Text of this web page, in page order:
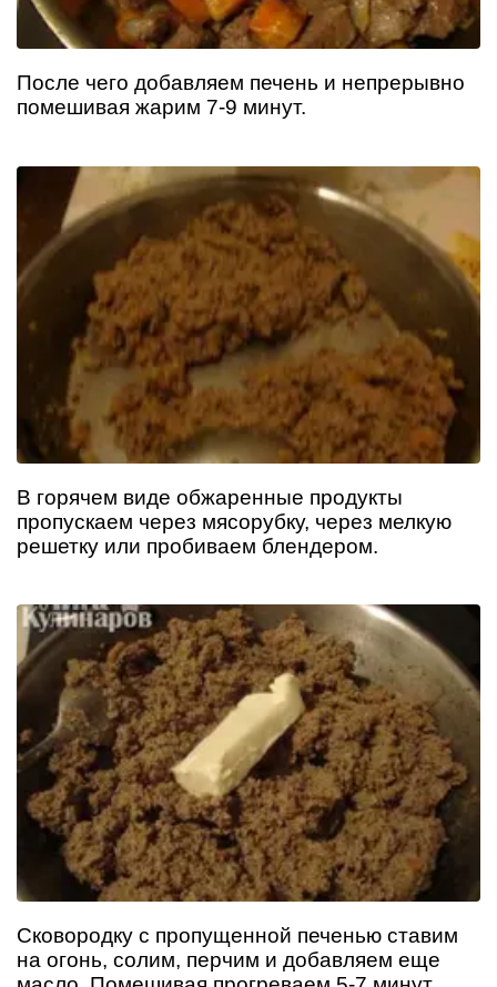
После чего добавляем печень и непрерывно
помешивая жарим 7-9 минут.
В горячем виде обжаренные продукты
пропускаем через мясорубку, через мелкую
решетку или пробиваем блендером.
Сковородку с пропущенной печенью ставим
на огонь, солим, перчим и добавляем еще